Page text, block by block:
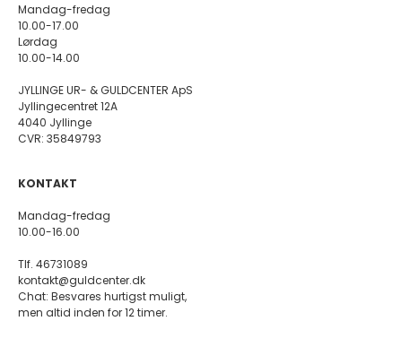
Mandag-fredag
10.00-17.00
Lørdag
10.00-14.00
JYLLINGE UR- & GULDCENTER ApS
Jyllingecentret 12A
4040 Jyllinge
CVR: 35849793
KONTAKT
Mandag-fredag
10.00-16.00
Tlf. 46731089
kontakt@guldcenter.dk
Chat: Besvares hurtigst muligt,
men altid inden for 12 timer.